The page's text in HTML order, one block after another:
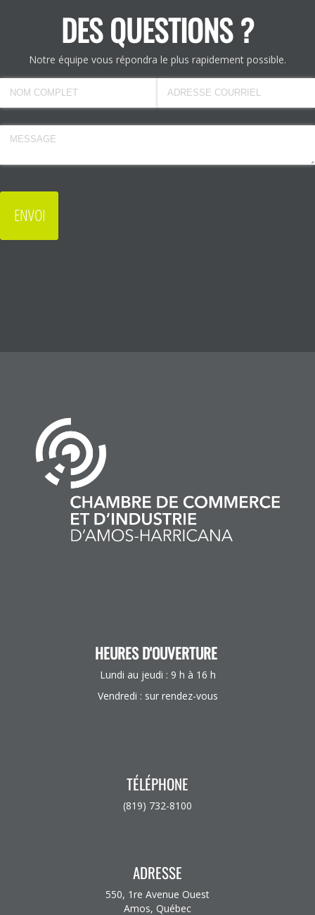
DES QUESTIONS ?
Notre équipe vous répondra le plus rapidement possible.
HEURES D'OUVERTURE
Lundi au jeudi : 9 h à 16 h
Vendredi : sur rendez-vous
TÉLÉPHONE
(819) 732-8100
ADRESSE
550, 1re Avenue Ouest
Amos, Québec